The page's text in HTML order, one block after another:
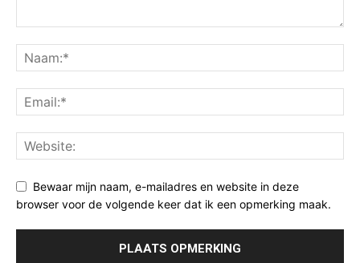
Bewaar mijn naam, e-mailadres en website in deze
browser voor de volgende keer dat ik een opmerking maak.